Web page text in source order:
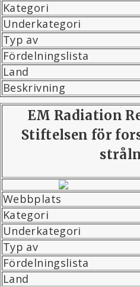
Kategori
Underkategori
Typ av
Fördelningslista
Land
Beskrivning
EM Radiation
Stiftelsen för
Webbplats
Kategori
Underkategori
Typ av
Fördelningslista
Land